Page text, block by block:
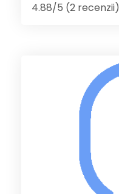
4.88/5 (2 recenzii)